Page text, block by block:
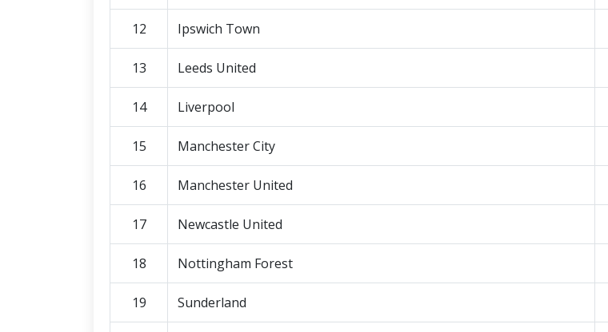
12 Ipswich Town
13 Leeds United
14 Liverpool
15 Manchester City
16 Manchester United
17 Newcastle United
18 Nottingham Forest
19 Sunderland